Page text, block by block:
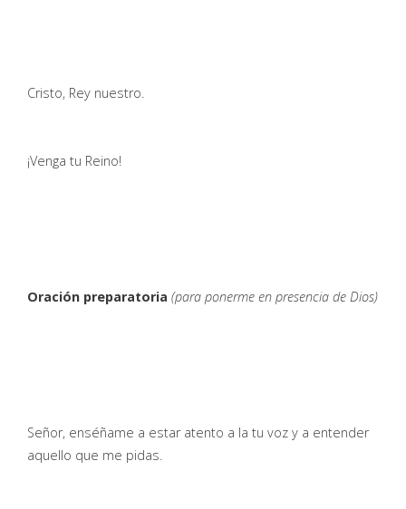
Cristo, Rey nuestro.
¡Venga tu Reino!
Oración preparatoria (para ponerme en presencia de Dios)
Señor, enséñame a estar atento a la tu voz y a entender
aquello que me pidas.